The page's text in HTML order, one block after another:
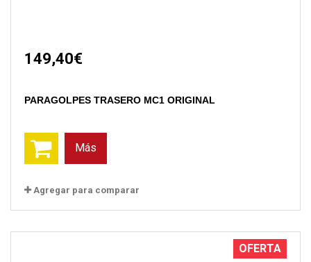
149,40€
PARAGOLPES TRASERO MC1 ORIGINAL
Más
Agregar para comparar
OFERTA